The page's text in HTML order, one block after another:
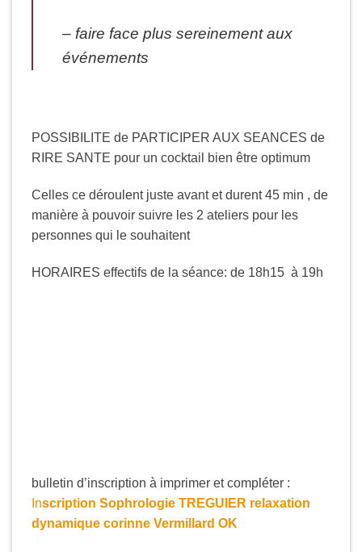
– faire face plus sereinement aux
événements
POSSIBILITE de PARTICIPER AUX SEANCES de
RIRE SANTE pour un cocktail bien être optimum
Celles ce déroulent juste avant et durent 45 min , de
manière à pouvoir suivre les 2 ateliers pour les
personnes qui le souhaitent
HORAIRES effectifs de la séance: de 18h15 à 19h
bulletin d’inscription à imprimer et compléter :
Inscription Sophrologie TREGUIER relaxation
dynamique corinne Vermillard OK